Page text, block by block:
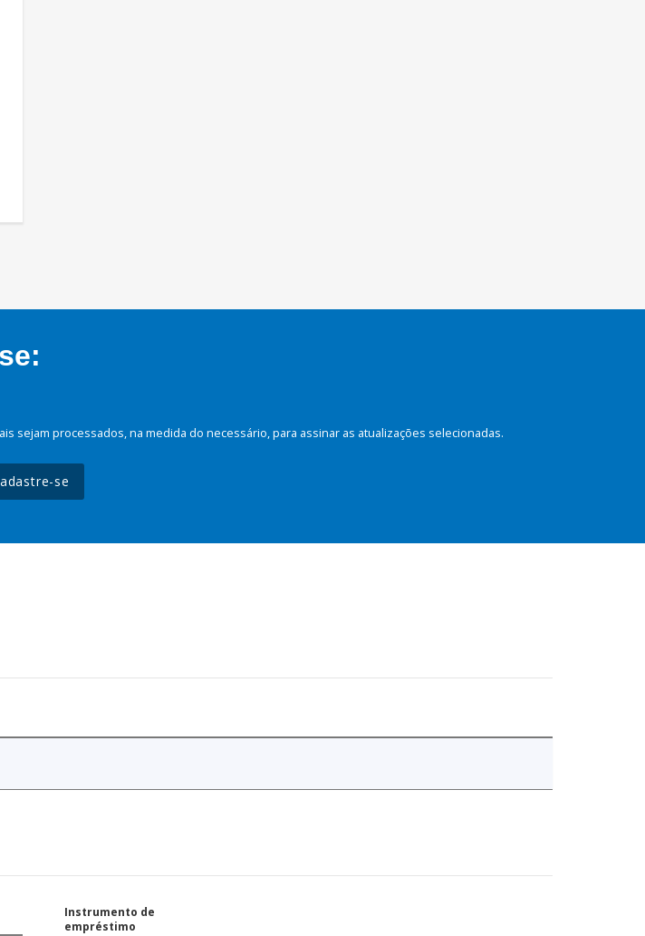
sejam processados, na medida do necessário, para assinar as atualizações selecionadas.
se
Instrumento de
empréstimo